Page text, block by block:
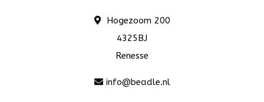
Hogezoom 200
4325BJ
Renesse
info@beadle.nl